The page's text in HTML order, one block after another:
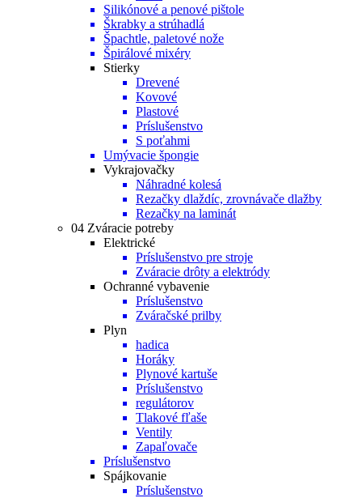
Silikónové a penové pištole
Škrabky a strúhadlá
Špachtle, paletové nože
Špirálové mixéry
Stierky
Drevené
Kovové
Plastové
Príslušenstvo
S poťahmi
Umývacie špongie
Vykrajovačky
Náhradné kolesá
Rezačky dlaždíc, zrovnávače dlažby
Rezačky na laminát
04 Zváracie potreby
Elektrické
Príslušenstvo pre stroje
Zváracie drôty a elektródy
Ochranné vybavenie
Príslušenstvo
Zváračské prilby
Plyn
hadica
Horáky
Plynové kartuše
Príslušenstvo
regulátorov
Tlakové fľaše
Ventily
Zapaľovače
Príslušenstvo
Spájkovanie
Príslušenstvo